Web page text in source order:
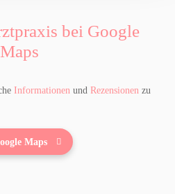
bei Google
Maps
Informationen und Rezensionen zu
Maps